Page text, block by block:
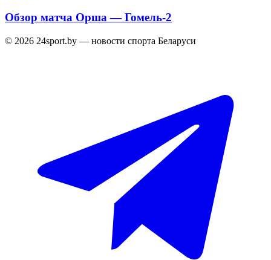
Обзор матча Орша — Гомель-2
© 2026 24sport.by — новости спорта Беларуси